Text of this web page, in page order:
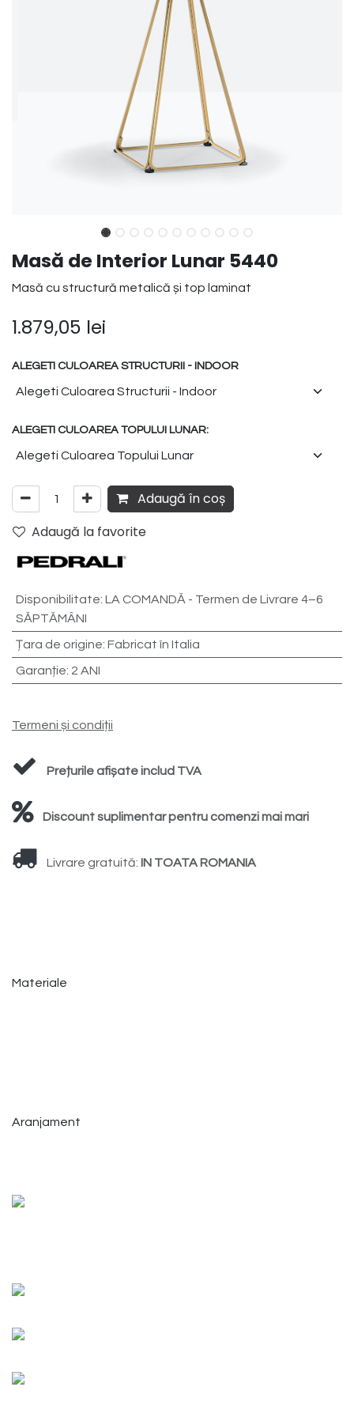
Masă de Interior Lunar 5440
Masă cu structură metalică și top laminat
1.879,05 lei
ALEGETI CULOAREA STRUCTURII - INDOOR
ALEGETI CULOAREA TOPULUI LUNAR:
Adaugă în coș
Adaugă la favorite
Disponibilitate: LA COMANDĂ - Termen de Livrare 4–6
SĂPTĂMÂNI
Țara de origine: Fabricat în Italia
Garanție: 2 ANI
Termeni și condiții
Prețurile afișate includ TVA
Discount suplimentar pentru comenzi mai mari
Livrare gratuită: IN TOATA ROMANIA
Materiale
Aranjament